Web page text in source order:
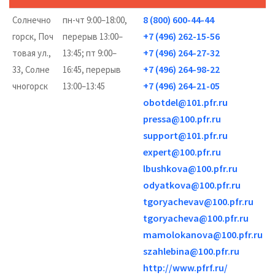
Солнечно
горск, Поч
товая ул.,
33, Солне
чногорск
пн-чт 9:00–18:00,
перерыв 13:00–
13:45; пт 9:00–
16:45, перерыв
13:00–13:45
8 (800) 600-44-44
+7 (496) 262-15-56
+7 (496) 264-27-32
+7 (496) 264-98-22
+7 (496) 264-21-05
obotdel@101.pfr.ru
pressa@100.pfr.ru
support@101.pfr.ru
expert@100.pfr.ru
lbushkova@100.pfr.ru
odyatkova@100.pfr.ru
tgoryachevav@100.pfr.ru
tgoryacheva@100.pfr.ru
mamolokanova@100.pfr.ru
szahlebina@100.pfr.ru
http://www.pfrf.ru/